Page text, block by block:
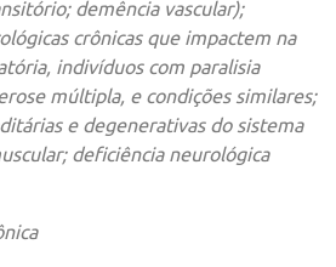
demência vascular);
crônicas que impactem na
indivíduos com paralisia
múltipla, e condições similares;
e degenerativas do sistema
deficiência neurológica